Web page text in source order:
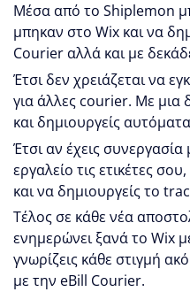
Μέσα από το Shiplemon
μπηκαν στο Wix και να
Courier αλλά και με
Έτσι δεν χρειάζεται να
για άλλες courier. Με μια
και δημιουργείς
Έτσι αν έχεις
εργαλείο τις ετικέτες
και να δημιουργείς το
Τέλος σε κάθε νέα
ενημερώνει ξανά το Wix
γνωρίζεις κάθε στιγμή
με την eBill Courier.